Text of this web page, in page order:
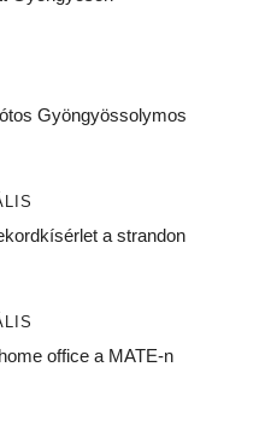
Gyöngyössolymos
a strandon
office a MATE-n